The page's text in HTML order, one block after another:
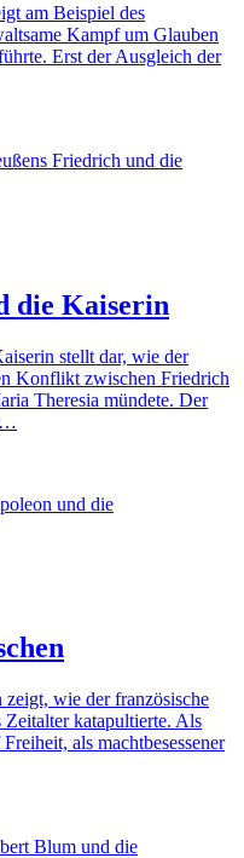
am Beispiel des
Kampf um Glauben
Erst der Ausgleich der
die Kaiserin
stellt dar, wie der
Konflikt zwischen Friedrich
Theresia mündete. Der
wie der französische
katapultierte. Als
als machtbesessener